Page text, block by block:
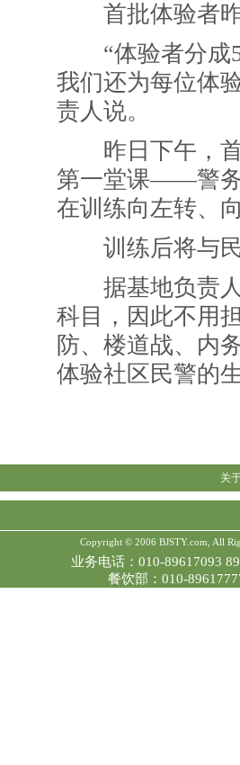
首批体验者昨
“体验者分成
我们还为每位体
责人说。
昨日下午，首
第一堂课——警
在训练向左转、
训练后将与民
据基地负责人
科目，因此不用
防、楼道战、内
体验社区民警的
关
Copyright © 2006 BJSTY.com, All
业务电话：010-89617093
餐饮部：010-